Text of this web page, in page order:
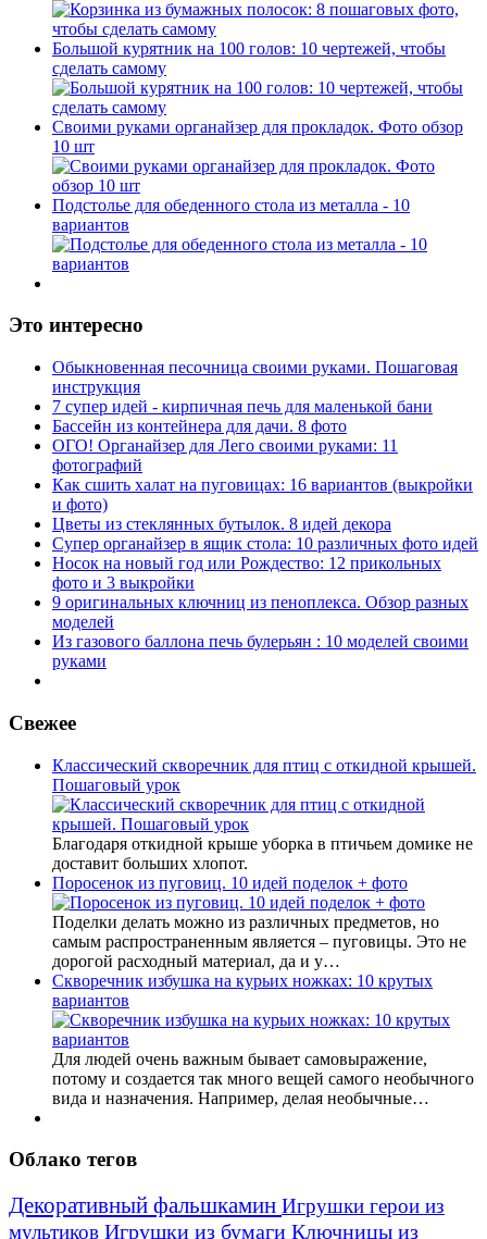
Большой курятник на 100 голов: 10 чертежей, чтобы
сделать самому
Своими руками органайзер для прокладок. Фото обзор
10 шт
Подстолье для обеденного стола из металла - 10
вариантов
Это интересно
Обыкновенная песочница своими руками. Пошаговая
инструкция
7 супер идей - кирпичная печь для маленькой бани
Бассейн из контейнера для дачи. 8 фото
ОГО! Органайзер для Лего своими руками: 11
фотографий
Как сшить халат на пуговицах: 16 вариантов (выкройки
и фото)
Цветы из стеклянных бутылок. 8 идей декора
Супер органайзер в ящик стола: 10 различных фото идей
Носок на новый год или Рождество: 12 прикольных
фото и 3 выкройки
9 оригинальных ключниц из пеноплекса. Обзор разных
моделей
Из газового баллона печь булерьян : 10 моделей своими
руками
Свежее
Классический скворечник для птиц с откидной крышей.
Пошаговый урок
Благодаря откидной крыше уборка в птичьем домике не
доставит больших хлопот.
Поросенок из пуговиц. 10 идей поделок + фото
Поделки делать можно из различных предметов, но
самым распространенным является – пуговицы. Это не
дорогой расходный материал, да и у…
Скворечник избушка на курьих ножках: 10 крутых
вариантов
Для людей очень важным бывает самовыражение,
потому и создается так много вещей самого необычного
вида и назначения. Например, делая необычные…
Облако тегов
Декоративный фальшкамин Игрушки герои из
мультиков Игрушки из бумаги Ключницы из